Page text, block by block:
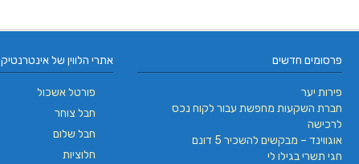
אתרי הלווין של אינטרנטיק
פורטל אשכול
חבל צוחר
חבל שלום
חלוציות
פרסומים חדשים
פירות יער
חברת השקעות מחפשת עבור לקוח נכס
לרכישה
אוגווינד – מבקשים להשכיר 5 דונם
חגי תשרי בגילו לי